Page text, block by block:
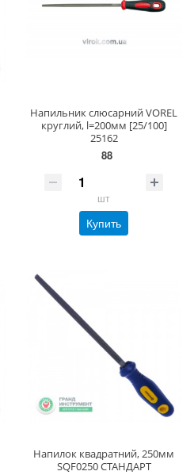
Напильник слюсарний VOREL
круглий, l=200мм [25/100]
25162
88
шт
Купить
Напилок квадратний, 250мм
SQF0250 СТАНДАРТ